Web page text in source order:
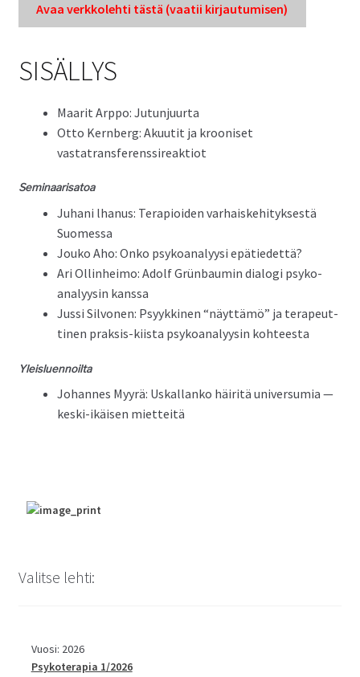
Avaa verkkole­hti tästä (vaatii kir­jau­tu­misen)
SISÄLLYS
Maar­it Arp­po: Jutunjuurta
Otto Kern­berg: Akuu­tit ja krooniset
vastatransferenssireaktiot
Sem­i­naarisatoa
Juhani lhanus: Ter­a­pi­oiden varhaiske­hi­tyk­ses­tä
Suomessa
Jouko Aho: Onko psyko­ana­lyysi epätiedettä?
Ari Ollinheimo: Adolf Grün­bau­min dialo­gi psyko­
ana­lyysin kanssa
Jus­si Sil­vo­nen: Psyykki­nen “näyt­tämö” ja ter­apeut­
ti­nen prak­sis-kiista psyko­ana­lyysin kohteesta
Yleis­luen­noil­ta
Johannes Myyrä: Uskallanko häir­itä uni­ver­sum­ia —
kes­ki-ikäisen mietteitä
Valitse lehti:
Vuosi: 2026
Psykoterapia 1/2026